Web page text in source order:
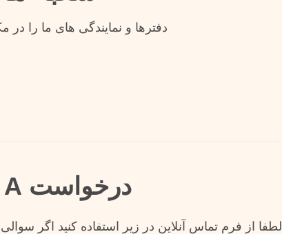
دفترها و نمایندگی های ما را در
درخواست A نقل قول
لطفا از فرم تماس آنلاین در زیر استفاده کنید اگر